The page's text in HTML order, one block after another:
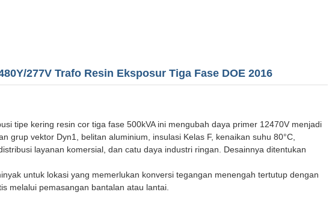
277V Trafo Resin Eksposur Tiga Fase DOE 2016
tipe kering resin cor tiga fase 500kVA ini mengubah daya primer 12470V menjadi
vektor Dyn1, belitan aluminium, insulasi Kelas F, kenaikan suhu 80°C,
layanan komersial, dan catu daya industri ringan. Desainnya ditentukan
untuk lokasi yang memerlukan konversi tegangan menengah tertutup dengan
melalui pemasangan bantalan atau lantai.